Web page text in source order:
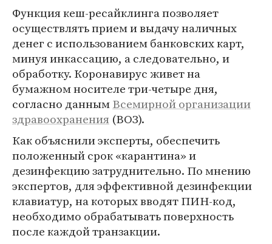
Функция кеш-ресайклинга позволяет
осуществлять прием и выдачу наличных
денег с использованием банковских карт,
минуя инкассацию, а следовательно, и
обработку. Коронавирус живет на
бумажном носителе три-четыре дня,
согласно даннымВсемирной организации
здравоохранения (ВОЗ).
Как объяснили эксперты, обеспечить
положенный срок «карантина» и
дезинфекцию затруднительно. По мнению
экспертов, для эффективной дезинфекции
клавиатур, на которых вводят ПИН-код,
необходимо обрабатывать поверхность
после каждой транзакции.